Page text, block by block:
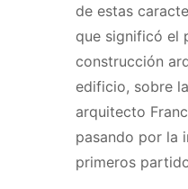
de estas
que significó el
construcción
edificio, sobre
arquitecto
pasando por la
primeros